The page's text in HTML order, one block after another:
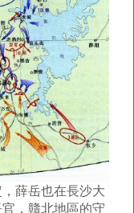
薛岳也在長沙大
，贛北地區的守